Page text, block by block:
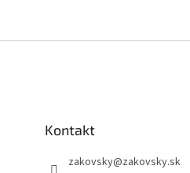
Kontakt
zakovsky@zakovsky.sk